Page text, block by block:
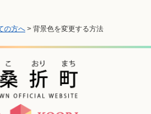
の方へ > 背景色を変更する方法